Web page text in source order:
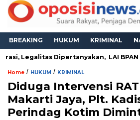
BREAKING HUKUM KRIMINAL
Legalitas Dipertanyakan, LAI BPAN
Home / HUKUM / KRIMINAL
Diduga Intervensi
Makarti Jaya, Plt.
Perindag Kotim